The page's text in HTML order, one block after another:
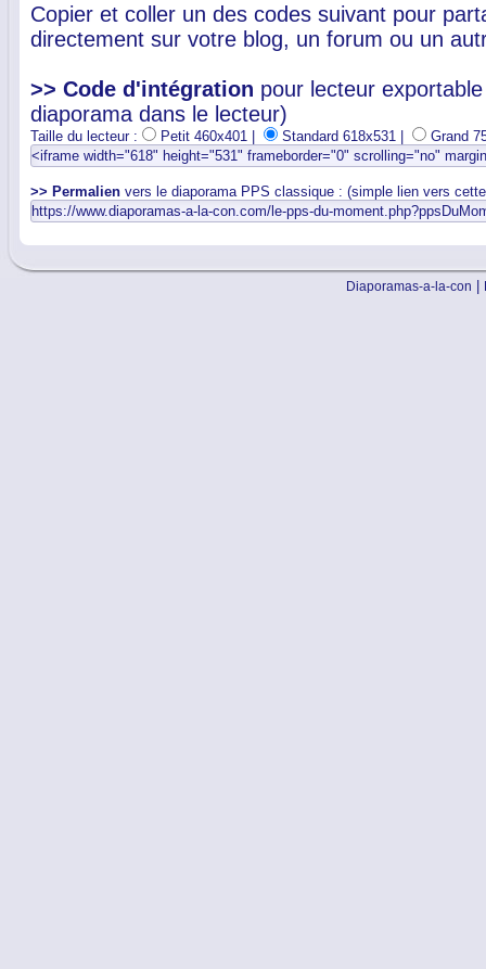
Copier et coller un des codes suivant pour
directement sur votre blog, un forum ou un
>> Code d'intégration pour lecteur
diaporama dans le lecteur)
Taille du lecteur : Petit 460x401 | Standard 618x531 | Grand
>> Permalien vers le diaporama PPS classique : (simple lien vers
Diaporamas-a-la-con